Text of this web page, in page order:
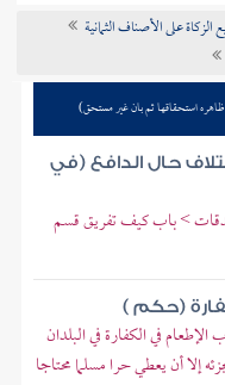
الزكاة على الأصناف الثمانية
استحقاقها ثم بان غير مستحق)
حال الدافع (في
> باب كيف تفريق قسم
(حكم )
في الكفارة في البلدان
إلا أن يعطي حرا مسلما محتاجا